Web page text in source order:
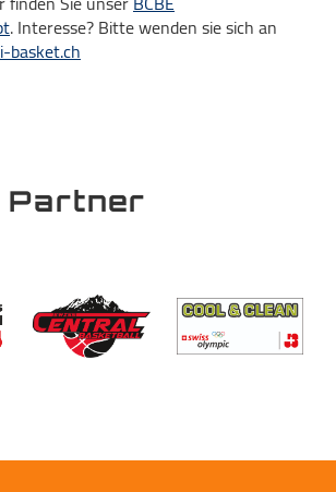
. Interesse? Bitte wenden sie sich an
basket.ch
Partner